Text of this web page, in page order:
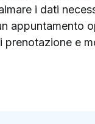
i dati
appuntamento
e